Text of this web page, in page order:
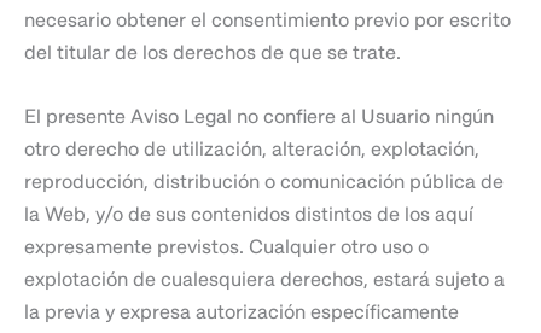
necesario obtener el consentimiento previo por escrito
del titular de los derechos de que se trate.
El presente Aviso Legal no confiere al Usuario ningún
otro derecho de utilización, alteración, explotación,
reproducción, distribución o comunicación pública de
la Web, y/o de sus contenidos distintos de los aquí
expresamente previstos. Cualquier otro uso o
explotación de cualesquiera derechos, estará sujeto a
la previa y expresa autorización específicamente